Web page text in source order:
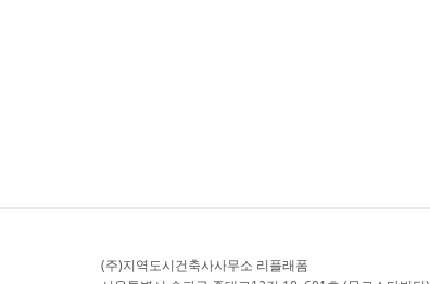
​(주)지역도시건축사사무소 리플래폼​